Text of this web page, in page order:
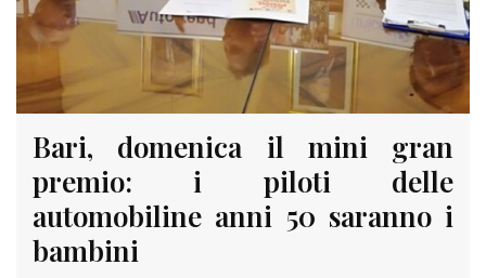
Bari, domenica il mini gran
premio: i piloti delle
automobiline anni 50 saranno i
bambini